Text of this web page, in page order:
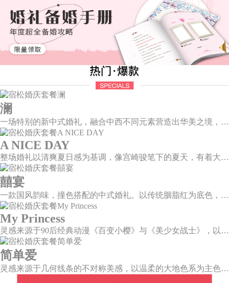
澜
一场特别的新中式婚礼，融合中西不同元素营造出华美之境，有庄严浪漫的西式证婚，也有含蓄深情的中式感恩，从古典到现代，从前世到今生，爱，隽永铭刻。
A NICE DAY
整场婚礼以清爽夏日感为基调，像宫崎骏笔下的夏天，有着大朵大朵像棉花糖似的白云，有蔚蓝蔚蓝的天空和青绿青绿的草地，有着童话世界里干净纯洁的美好，有着日系画风下的治愈感。
囍宴
一款国风韵味，撞色搭配的中式婚礼。以传统胭脂红为底色，黛蓝色花鸟点缀其中，热情的红色和低调的古风书画色相辅相成。
My Princess
灵感来源于90后经典动漫《百变小樱》与《美少女战士》，以柔美梦幻的马卡龙色系为主色调，融合精灵萌宠与星星魔法阵等元素，为遗落凡间的公主搭建一个召唤王子的舞台。
简单爱
灵感来源于几何线条的不对称美感，以温柔的大地色系为主色调，空间上，利用几何线条进行完美切割，配以柔和色系的花艺点缀，构造了一个温馨柔和、清新复古的空间。